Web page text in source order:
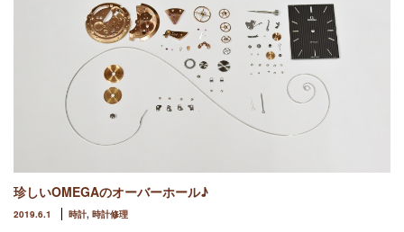
珍しいOMEGAのオーバーホール♪
2019.6.1 時計, 時計修理